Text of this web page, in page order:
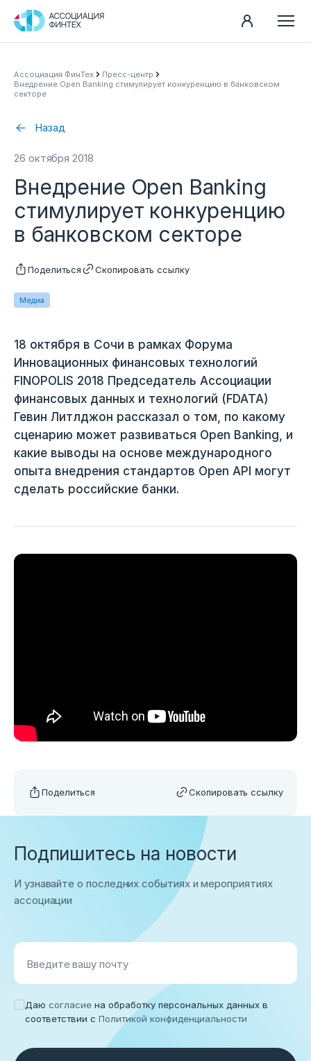
Ассоциация
Контакты
Документы
Ассоциация ФинТех
Пресс-центр
Внедрение Open Banking стимулирует конкуренцию в банковском
секторе
Назад
26 октября 2018
Медиа
Внедрение Open Banking
стимулирует конкуренцию
в банковском секторе
Поделиться Скопировать ссылку
18 октября в Сочи в рамках Форума
Инновационных финансовых технологий
FINOPOLIS 2018 Председатель Ассоциации
финансовых данных и технологий (FDATA)
Гевин Литлджон рассказал о том, по какому
сценарию может развиваться Open Banking, и
какие выводы на основе международного
опыта внедрения стандартов Open API могут
сделать российские банки.
Поделиться Скопировать ссылку
Подпишитесь на новости
И узнавайте о последних событиях и мероприятиях
ассоциации
Введите вашу почту
Даю согласие на обработку персональных данных в
соответствии с Политикой конфиденциальности